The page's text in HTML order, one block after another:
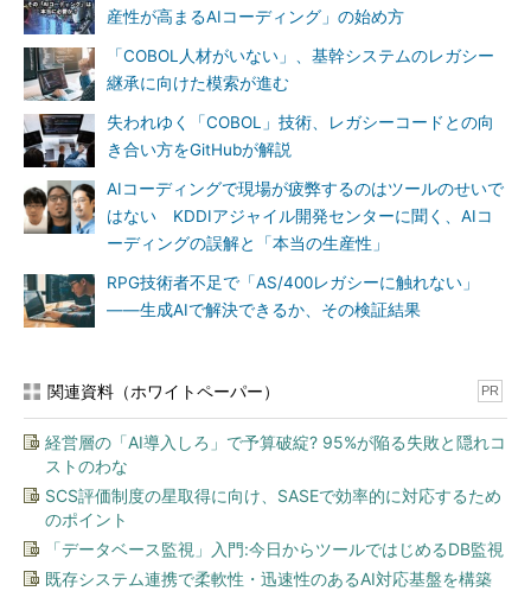
産性が高まるAIコーディング」の始め方
「COBOL人材がいない」、基幹システムのレガシー
継承に向けた模索が進む
失われゆく「COBOL」技術、レガシーコードとの向
き合い方をGitHubが解説
AIコーディングで現場が疲弊するのはツールのせいで
はない KDDIアジャイル開発センターに聞く、AIコ
ーディングの誤解と「本当の生産性」
RPG技術者不足で「AS/400レガシーに触れない」
――生成AIで解決できるか、その検証結果
関連資料（ホワイトペーパー） PR
経営層の「AI導入しろ」で予算破綻? 95%が陥る失敗と隠れコ
ストのわな
SCS評価制度の星取得に向け、SASEで効率的に対応するため
のポイント
「データベース監視」入門:今日からツールではじめるDB監視
既存システム連携で柔軟性・迅速性のあるAI対応基盤を構築